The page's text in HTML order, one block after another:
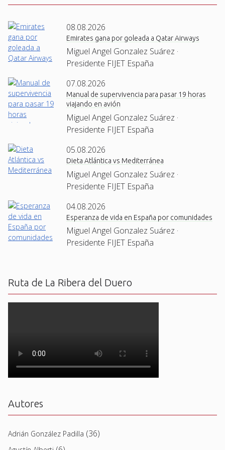
08.08.2026
Emirates gana por goleada a Qatar Airways
Miguel Angel Gonzalez Suárez ·
Presidente FIJET España
07.08.2026
Manual de supervivencia para pasar 19 horas
viajando en avión
Miguel Angel Gonzalez Suárez ·
Presidente FIJET España
05.08.2026
Dieta Atlántica vs Mediterránea
Miguel Angel Gonzalez Suárez ·
Presidente FIJET España
04.08.2026
Esperanza de vida en España por comunidades
Miguel Angel Gonzalez Suárez ·
Presidente FIJET España
Ruta de La Ribera del Duero
Autores
Adrián González Padilla (36)